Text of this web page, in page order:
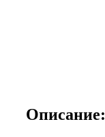
Описание: